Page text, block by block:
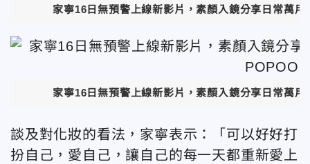
家寧16日無預警上線新影片，素顏入鏡分享日常萬
家寧16日無預警上線新影片，素顏入鏡分享日常萬
談及對化妝的看法，家寧表示：「可以好好打
扮自己，愛自己，讓自己的每一天都重新愛上